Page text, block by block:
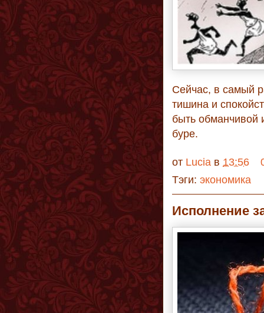
Сейчас, в самый
тишина и
быть обманчивой
буре.
от Lucia в 13:56
Тэги: экономика
Исполнение